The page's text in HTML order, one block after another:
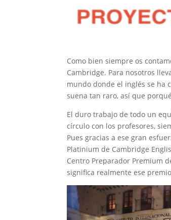
Como bien siempre os
Cambridge. Para nosotros
mundo donde el inglés se ha
suena tan raro, así que
El duro trabajo de todo un
círculo con los profesores,
Pues gracias a ese gran
Platinium de Cambridge
Centro Preparador Premium
significa realmente ese